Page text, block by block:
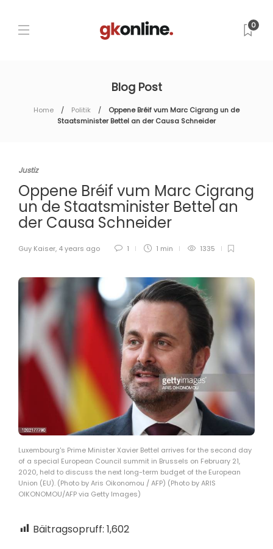
0
Blog Post
Home Politik
Oppene Bréif vum Marc Cigrang un de
Staatsminister Bettel an der Causa Schneider
Justiz
Oppene Bréif vum Marc Cigrang
un de Staatsminister Bettel an
der Causa Schneider
Guy Kaiser, 4 years ago 1 1 min 1335
Luxembourg's Prime Minister Xavier Bettel arrives for the second day
of a special European Council summit in Brussels on February 21,
2020, held to discuss the next long-term budget of the European
Union (EU). (Photo by Aris Oikonomou / AFP) (Photo by ARIS
OIKONOMOU/AFP via Getty Images)
Bäitragsopruff: 1,602